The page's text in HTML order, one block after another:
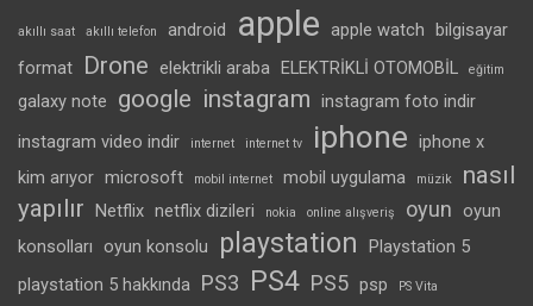
akıllı saat akıllı telefon android apple apple watch bilgisayar
format
Drone elektrikli araba ELEKTRİKLİ OTOMOBİL eğitim
galaxy note google instagram instagram foto indir
instagram video indir
internet internet tv iphone iphone x
kim arıyor microsoft mobil internet mobil uygulama müzik
nasıl
yapılır Netflix netflix dizileri nokia online alışveriş oyun
oyun
konsolları
oyun konsolu playstation
Playstation 5
playstation 5 hakkında PS3 PS4 PS5 psp PS Vita